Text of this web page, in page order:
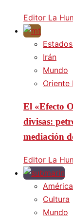
Editor La
Irán
Mundo
Oriente
El «Efecto
divisas:
mediación
Editor La
Cultura
Mundo